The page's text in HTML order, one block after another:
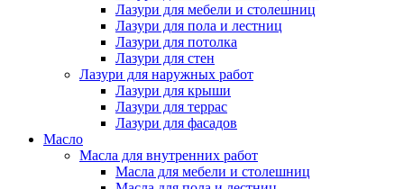
Лазури для мебели и столешниц
Лазури для пола и лестниц
Лазури для потолка
Лазури для стен
Лазури для наружных работ
Лазури для крыши
Лазури для террас
Лазури для фасадов
Масло
Масла для внутренних работ
Масла для мебели и столешниц